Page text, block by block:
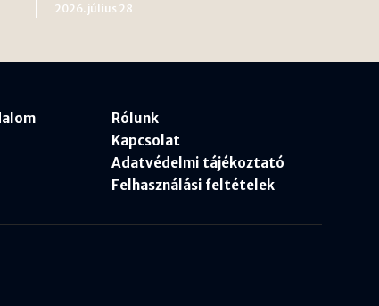
2026. július 28
Rólunk
Kapcsolat
Adatvédelmi tájékoztató
Felhasználási feltételek